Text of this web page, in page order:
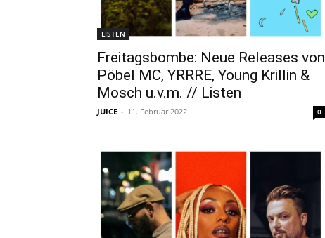
LISTEN
Freitagsbombe: Neue Releases von
Pöbel MC, YRRRE, Young Krillin &
Mosch u.v.m. // Listen
JUICE - 11. Februar 2022 0